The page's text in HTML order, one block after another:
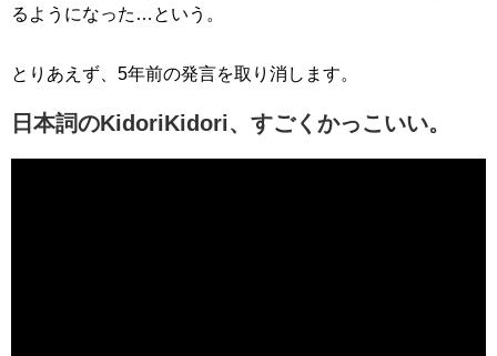
るようになった…という。
とりあえず、5年前の発言を取り消します。
日本詞のKidoriKidori、すごくかっこいい。